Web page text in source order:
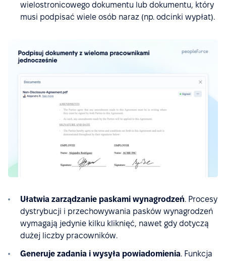
wielostronicowego dokumentu lub dokumentu, który
musi podpisać wiele osób naraz (np. odcinki wypłat).
Ułatwia zarządzanie paskami wynagrodzeń. Procesy
dystrybucji i przechowywania pasków wynagrodzeń
wymagają jedynie kilku kliknięć, nawet gdy dotyczą
dużej liczby pracowników.
Generuje zadania i wysyła powiadomienia. Funkcja